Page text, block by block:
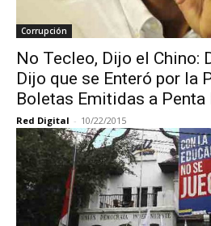
Corrupción
No Tecleo, Dijo el Chino:
Dijo que se Enteró por la
Boletas Emitidas a Penta
Red Digital - 10/22/2015